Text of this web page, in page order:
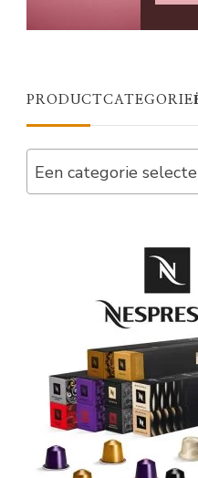
Een categorie